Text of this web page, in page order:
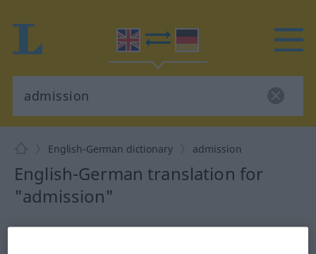
English-German dictionary admission
English-German translation for
"admission"